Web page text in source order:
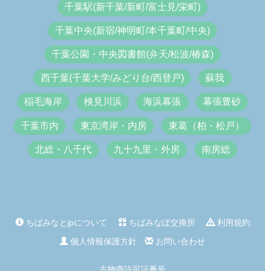
千葉駅(新千葉/新町/富士見/栄町)
千葉中央(新宿/神明町/本千葉町/中央)
千葉公園・中央図書館(弁天/松波/椿森)
西千葉(千葉大学/みどり台/西登戸) 蘇我
稲毛海岸 検見川浜 海浜幕張 幕張豊砂
千葉市内 東京湾岸・内房 東葛（柏・松戸）
北総・八千代 九十九里・外房 南房総
ちばみなとjpについて ちばみなぽ交換所
利用規約
個人情報保護方針
お問い合わせ
古物商許可証番号